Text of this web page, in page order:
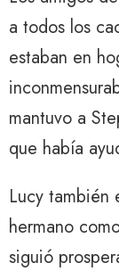
a todos los
estaban en
mantuvo a
que había
Lucy también
hermano
siguió